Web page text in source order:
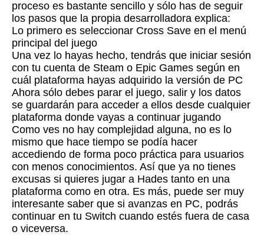
proceso es bastante sencillo y sólo has de seguir
los pasos que la propia desarrolladora explica:
Lo primero es seleccionar Cross Save en el menú
principal del juego
Una vez lo hayas hecho, tendrás que iniciar sesión
con tu cuenta de Steam o Epic Games según en
cuál plataforma hayas adquirido la versión de PC
Ahora sólo debes parar el juego, salir y los datos
se guardarán para acceder a ellos desde cualquier
plataforma donde vayas a continuar jugando
Como ves no hay complejidad alguna, no es lo
mismo que hace tiempo se podía hacer
accediendo de forma poco práctica para usuarios
con menos conocimientos. Así que ya no tienes
excusas si quieres jugar a Hades tanto en una
plataforma como en otra. Es más, puede ser muy
interesante saber que si avanzas en PC, podrás
continuar en tu Switch cuando estés fuera de casa
o viceversa.